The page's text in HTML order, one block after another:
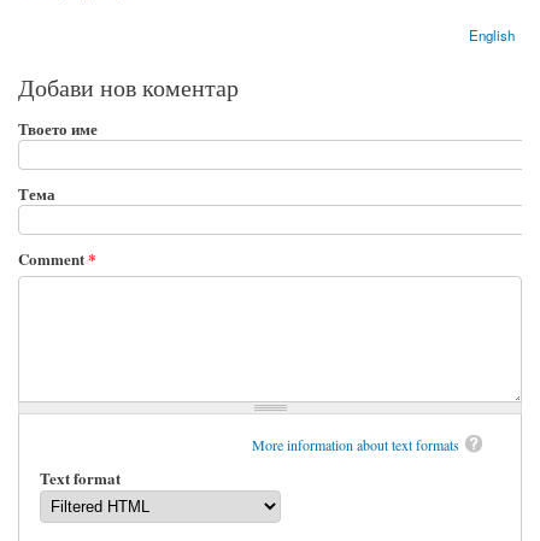
English
Добави нов коментар
Твоето име
Тема
Comment*
More information about text formats
Text format